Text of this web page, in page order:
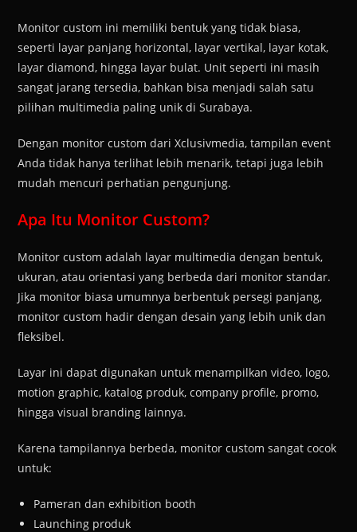
Monitor custom ini memiliki bentuk yang tidak biasa,
seperti layar panjang horizontal, layar vertikal, layar kotak,
layar diamond, hingga layar bulat. Unit seperti ini masih
sangat jarang tersedia, bahkan bisa menjadi salah satu
pilihan multimedia paling unik di Surabaya.
Dengan monitor custom dari Xclusivmedia, tampilan event
Anda tidak hanya terlihat lebih menarik, tetapi juga lebih
mudah mencuri perhatian pengunjung.
Apa Itu Monitor Custom?
Monitor custom adalah layar multimedia dengan bentuk,
ukuran, atau orientasi yang berbeda dari monitor standar.
Jika monitor biasa umumnya berbentuk persegi panjang,
monitor custom hadir dengan desain yang lebih unik dan
fleksibel.
Layar ini dapat digunakan untuk menampilkan video, logo,
motion graphic, katalog produk, company profile, promo,
hingga visual branding lainnya.
Karena tampilannya berbeda, monitor custom sangat cocok
untuk:
Pameran dan exhibition booth
Launching produk